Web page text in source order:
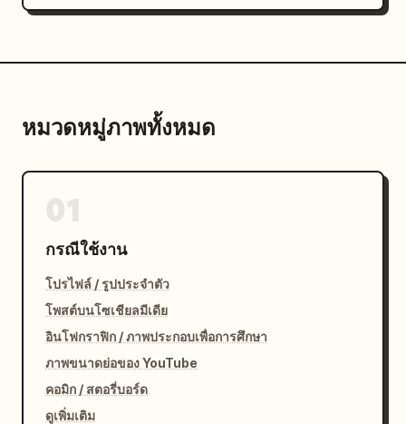
หมวดหมู่ภาพทั้งหมด
กรณีใช้งาน
โปรไฟล์ / รูปประจำตัว
โพสต์บนโซเชียลมีเดีย
อินโฟกราฟิก / ภาพประกอบเพื่อการศึกษา
ภาพขนาดย่อของ YouTube
คอมิก / สตอรี่บอร์ด
ดูเพิ่มเติม